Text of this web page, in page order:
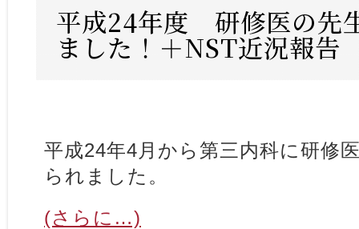
平成24年度 研修医の先
ました！＋NST近況報告
平成24年4月から第三内科に研修
られました。
(さらに…)